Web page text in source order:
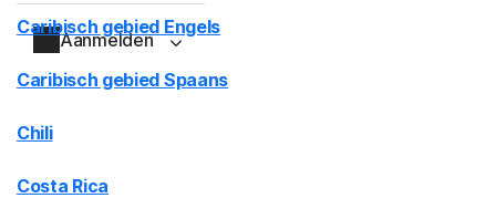
Aanmelden
Caribisch gebied Engels
Caribisch gebied Spaans
Chili
Costa Rica